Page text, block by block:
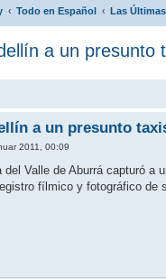
Todo en Español Las
a un presunto
a un presunto
2011, 00:09
del Valle de Aburrá capturó
fílmico y fotográfico de